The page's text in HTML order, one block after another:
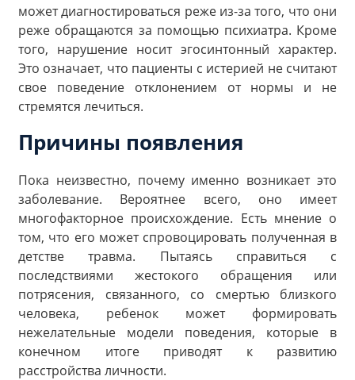
может диагностироваться реже из-за того, что они
реже обращаются за помощью психиатра. Кроме
того, нарушение носит эгосинтонный характер.
Это означает, что пациенты с истерией не считают
свое поведение отклонением от нормы и не
стремятся лечиться.
Причины появления
Пока неизвестно, почему именно возникает это
заболевание. Вероятнее всего, оно имеет
многофакторное происхождение. Есть мнение о
том, что его может спровоцировать полученная в
детстве травма. Пытаясь справиться с
последствиями жестокого обращения или
потрясения, связанного, со смертью близкого
человека, ребенок может формировать
нежелательные модели поведения, которые в
конечном итоге приводят к развитию
расстройства личности.